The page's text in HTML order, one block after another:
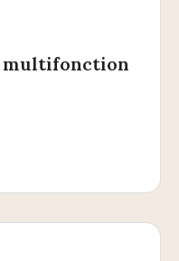
multifonction